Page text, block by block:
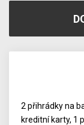
2 přihrádky na
kreditní karty, 1